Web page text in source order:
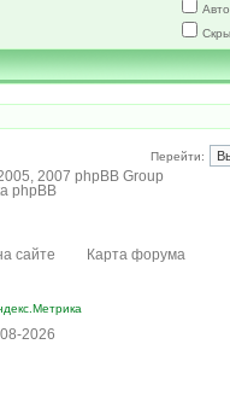
Перейти:
2007 phpBB Group
phpBB
сайте Карта форума
2026